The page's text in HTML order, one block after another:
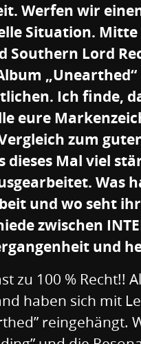
Werfen wir
Situation.
Southern Lord
„Unearthed“
Ich finde,
eure
zum
dieses Mal viel
Was
und wo seht
zwischen
und
zu 100 % Recht!!
haben sich mit
reingehängt.